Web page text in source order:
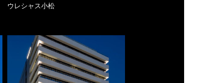
ウレシャス小松